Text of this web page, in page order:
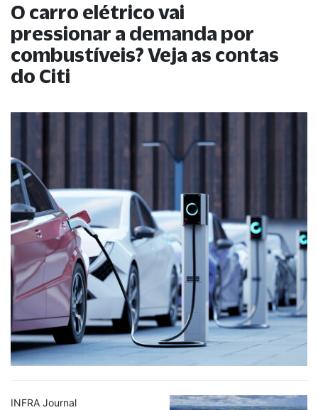
O carro elétrico vai
pressionar a demanda por
combustíveis? Veja as contas
do Citi
INFRA Journal